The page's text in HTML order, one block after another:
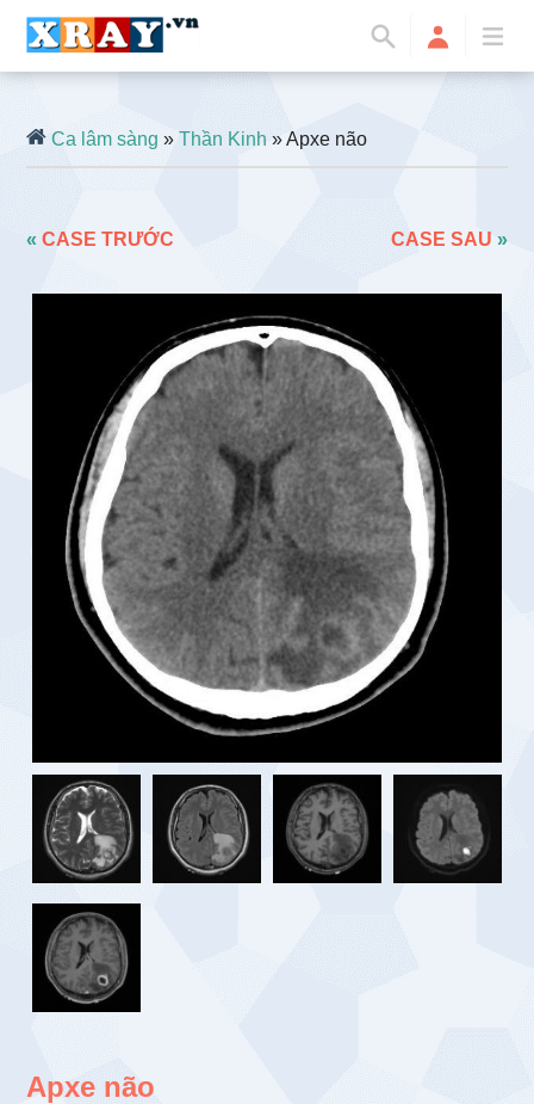
Ca lâm sàng »Thần Kinh » Apxe não
«CASE TRƯỚC CASE SAU »
Apxe não